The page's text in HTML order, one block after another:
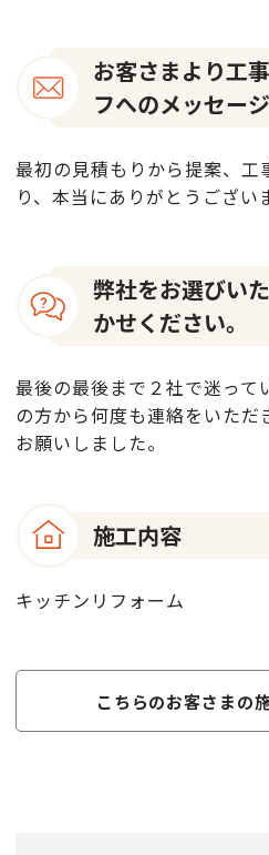
お客さまより工
フへのメッセージ
最初の見積もりから提案、工
り、本当にありがとうござい
弊社をお選びい
かせください。
最後の最後まで２社で迷って
の方から何度も連絡をいただ
お願いしました。
施工内容
キッチンリフォーム
こちらのお客さまの